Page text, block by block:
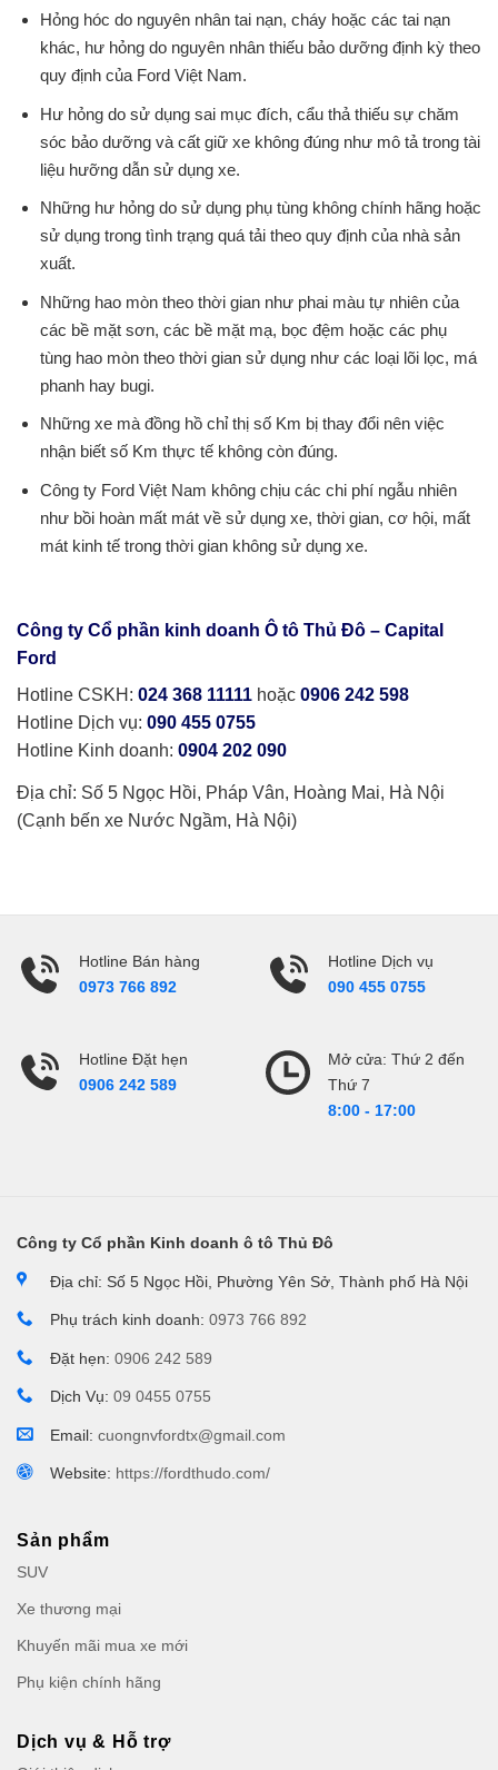
Hỏng hóc do nguyên nhân tai nạn, cháy hoặc các tai nạn
khác, hư hỏng do nguyên nhân thiếu bảo dưỡng định kỳ theo
quy định của Ford Việt Nam.
Hư hỏng do sử dụng sai mục đích, cẩu thả thiếu sự chăm
sóc bảo dưỡng và cất giữ xe không đúng như mô tả trong tài
liệu hưỡng dẫn sử dụng xe.
Những hư hỏng do sử dụng phụ tùng không chính hãng hoặc
sử dụng trong tình trạng quá tải theo quy định của nhà sản
xuất.
Những hao mòn theo thời gian như phai màu tự nhiên của
các bề mặt sơn, các bề mặt mạ, bọc đệm hoặc các phụ
tùng hao mòn theo thời gian sử dụng như các loại lõi lọc, má
phanh hay bugi.
Những xe mà đồng hồ chỉ thị số Km bị thay đổi nên việc
nhận biết số Km thực tế không còn đúng.
Công ty Ford Việt Nam không chịu các chi phí ngẫu nhiên
như bồi hoàn mất mát về sử dụng xe, thời gian, cơ hội, mất
mát kinh tế trong thời gian không sử dụng xe.
Công ty Cổ phần kinh doanh Ô tô Thủ Đô – Capital
Ford
Hotline CSKH: 024 368 11111 hoặc 0906 242 598
Hotline Dịch vụ: 090 455 0755
Hotline Kinh doanh: 0904 202 090
Địa chỉ: Số 5 Ngọc Hồi, Pháp Vân, Hoàng Mai, Hà Nội
(Cạnh bến xe Nước Ngầm, Hà Nội)
Hotline Bán hàng
0973 766 892
Hotline Dịch vụ
090 455 0755
Hotline Đặt hẹn
0906 242 589
Mở cửa: Thứ 2 đến
Thứ 7
8:00 - 17:00
Công ty Cổ phần Kinh doanh ô tô Thủ Đô
Địa chỉ: Số 5 Ngọc Hồi, Phường Yên Sở, Thành phố Hà Nội
Phụ trách kinh doanh: 0973 766 892
Đặt hẹn: 0906 242 589
Dịch Vụ: 09 0455 0755
Email: cuongnvfordtx@gmail.com
Website: https://fordthudo.com/
Sản phẩm
SUV
Xe thương mại
Khuyến mãi mua xe mới
Phụ kiện chính hãng
Dịch vụ & Hỗ trợ